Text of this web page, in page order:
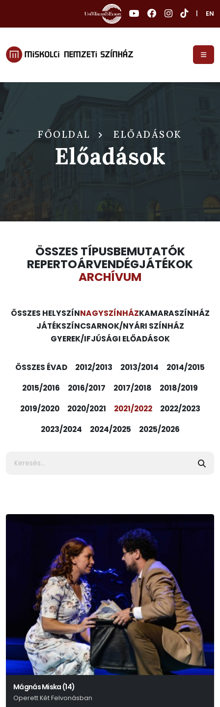
EN
FŐOLDAL ELŐADÁSOK
Előadások
ÖSSZES TÍPUSBEMUTATÓK
REPERTOÁRVENDÉGJÁTÉKOK
ARCHÍVUM
ÖSSZES HELYSZÍNNAGYSZÍNHÁZKAMARASZÍNHÁZ
JÁTÉKSZÍNCSARNOK/NYÁRI SZÍNHÁZ
GYEREK/IFJÚSÁGI ELŐADÁSOK
ÖSSZES ÉVAD 2012/2013 2013/2014
2014/2015
2015/2016
2016/2017 2017/2018
2018/2019
2019/2020
2020/2021 2021/2022
2022/2023
2023/2024
2024/2025 2025/2026
Mágnás Miska (14)
Operett Két Felvonásban